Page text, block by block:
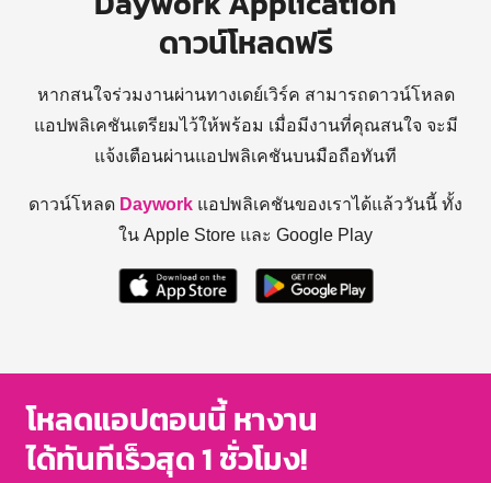
ดาวน์โหลดฟรี
หากสนใจร่วมงานผ่านทางเดย์เวิร์ค สามารถดาวน์โหลด
แอปพลิเคชันเตรียมไว้ให้พร้อม เมื่อมีงานที่คุณสนใจ จะมี
แจ้งเตือนผ่านแอปพลิเคชันบนมือถือทันที
ดาวน์โหลด Daywork แอปพลิเคชันของเราได้แล้ววันนี้ ทั้ง
ใน Apple Store และ Google Play
โหลดแอปตอนนี้ หางาน
ได้ทันทีเร็วสุด 1 ชั่วโมง!